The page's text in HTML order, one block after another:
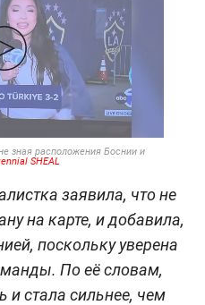
зная расположения Боснии и
SHEAL
заявила, что не
на карте, и добавила,
поскольку уверена
По её словам,
и стала сильнее, чем